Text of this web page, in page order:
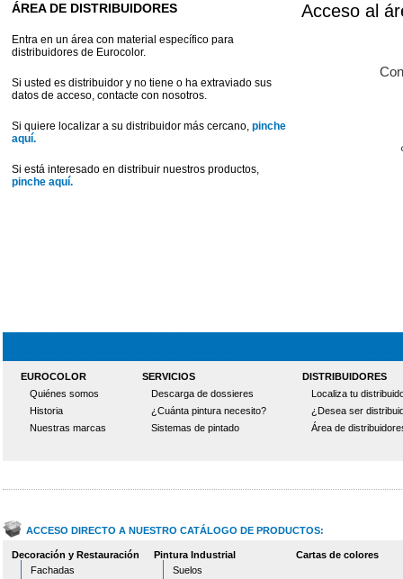
ÁREA DE DISTRIBUIDORES
Entra en un área con material específico para
distribuidores de Eurocolor.
Si usted es distribuidor y no tiene o ha extraviado sus
datos de acceso, contacte con nosotros.
Si quiere localizar a su distribuidor más cercano, pinche
aquí.
Si está interesado en distribuir nuestros productos,
pinche aquí.
Acceso al
EUROCOLOR
Quiénes somos
Historia
Nuestras marcas
SERVICIOS
Descarga de dossieres
¿Cuánta pintura necesito?
Sistemas de pintado
DISTRIBUIDORES
Localiza tu
¿Desea ser
Área de
ACCESO DIRECTO A NUESTRO CATÁLOGO DE PRODUCTOS:
Decoración y Restauración
Fachadas
Pintura Industrial
Suelos
Cartas de colores